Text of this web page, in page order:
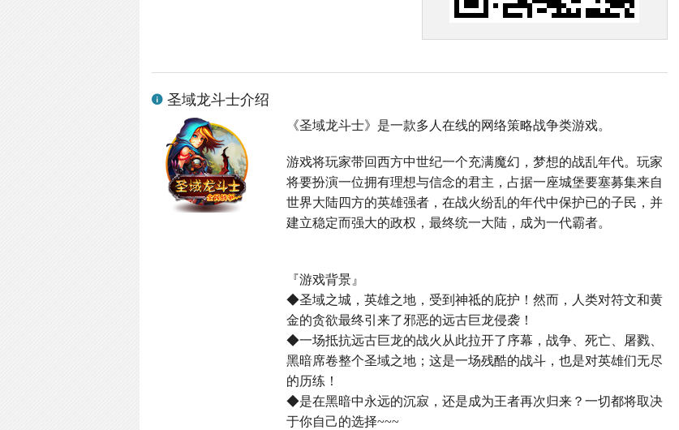
圣域龙斗士介绍
《圣域龙斗士》是一款多人在线的网络策略战争类游戏。
游戏将玩家带回西方中世纪一个充满魔幻，梦想的战乱年代。玩家
将要扮演一位拥有理想与信念的君主，占据一座城堡要塞募集来自
世界大陆四方的英雄强者，在战火纷乱的年代中保护已的子民，并
建立稳定而强大的政权，最终统一大陆，成为一代霸者。
『游戏背景』
◆圣域之城，英雄之地，受到神祗的庇护！然而，人类对符文和黄
金的贪欲最终引来了邪恶的远古巨龙侵袭！
◆一场抵抗远古巨龙的战火从此拉开了序幕，战争、死亡、屠戮、
黑暗席卷整个圣域之地；这是一场残酷的战斗，也是对英雄们无尽
的历练！
◆是在黑暗中永远的沉寂，还是成为王者再次归来？一切都将取决
于你自己的选择~~~